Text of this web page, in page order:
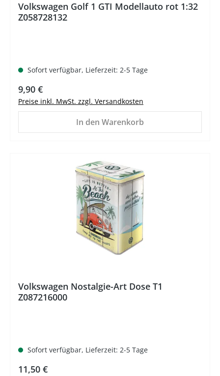
Volkswagen Golf 1 GTI Modellauto rot 1:32
Z058728132
Sofort verfügbar, Lieferzeit: 2-5 Tage
Regulärer Preis:
9,90 €
Preise inkl. MwSt. zzgl. Versandkosten
In den Warenkorb
Volkswagen Nostalgie-Art Dose T1
Z087216000
Sofort verfügbar, Lieferzeit: 2-5 Tage
Regulärer Preis:
11,50 €